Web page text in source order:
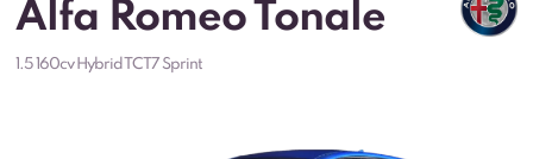
Alfa Romeo Tonale
1.5 160cv Hybrid TCT7 Sprint